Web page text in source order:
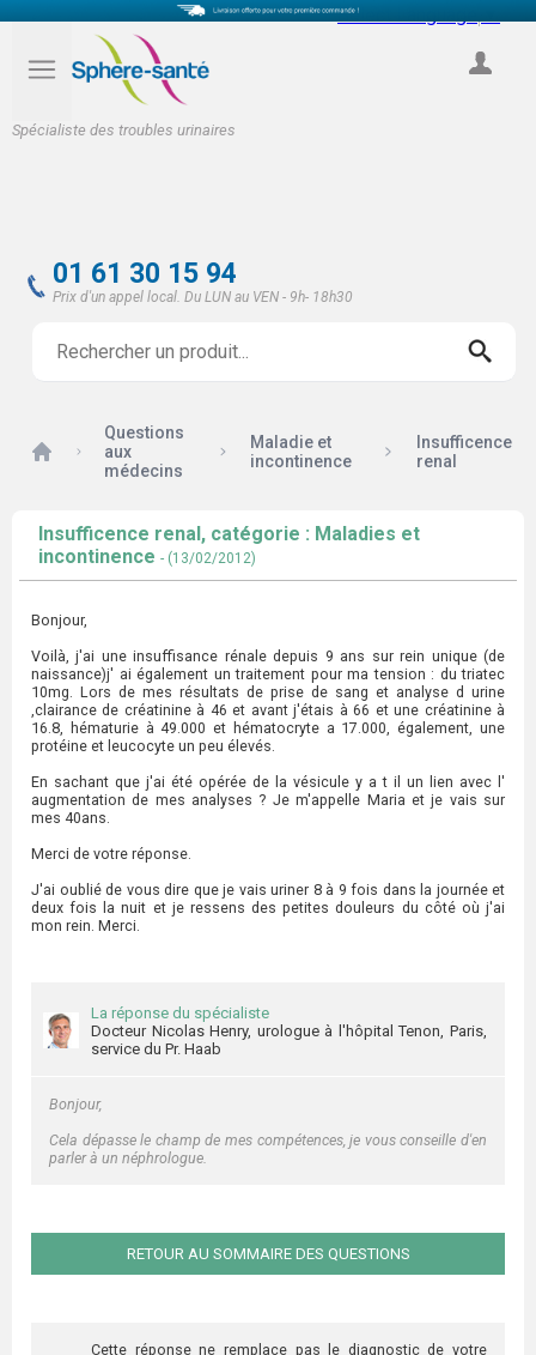
Spécialiste des troubles urinaires
Select Language
01 61 30 15 94
Prix d'un appel local. Du LUN au VEN - 9h- 18h30
Accueil
Questions
aux
médecins
Maladie et
incontinence
Insufficence
renal
Insufficence renal, catégorie : Maladies et
incontinence - (13/02/2012)
Bonjour,
Voilà, j'ai une insuffisance rénale depuis 9 ans sur rein unique (de
naissance)j' ai également un traitement pour ma tension : du triatec
10mg. Lors de mes résultats de prise de sang et analyse d urine
,clairance de créatinine à 46 et avant j'étais à 66 et une créatinine à
16.8, hématurie à 49.000 et hématocryte a 17.000, également, une
protéine et leucocyte un peu élevés.
En sachant que j'ai été opérée de la vésicule y a t il un lien avec l'
augmentation de mes analyses ? Je m'appelle Maria et je vais sur
mes 40ans.
Merci de votre réponse.
J'ai oublié de vous dire que je vais uriner 8 à 9 fois dans la journée et
deux fois la nuit et je ressens des petites douleurs du côté où j'ai
mon rein. Merci.
La réponse du spécialiste
Docteur Nicolas Henry, urologue à l'hôpital Tenon, Paris,
service du Pr. Haab
Bonjour,
Cela dépasse le champ de mes compétences, je vous conseille d'en
parler à un néphrologue.
RETOUR AU SOMMAIRE DES QUESTIONS
Cette réponse ne remplace pas le diagnostic de votre